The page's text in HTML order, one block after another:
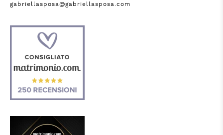
gabriellasposa@gabriellasposa.com